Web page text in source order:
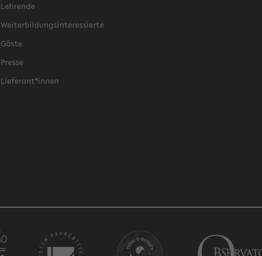
Lehrende
Weiterbildungsinteressierte
Gäste
Presse
Lieferant*innen